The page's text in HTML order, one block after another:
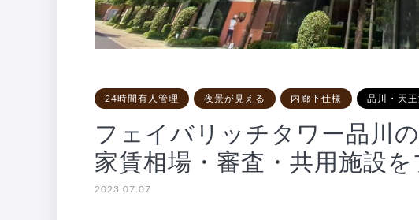
24時間有人管理 夜景が見える 内廊下仕様 品川・天王
フェイバリッチタワー品川
家賃相場・審査・共用施設
2023.07.07